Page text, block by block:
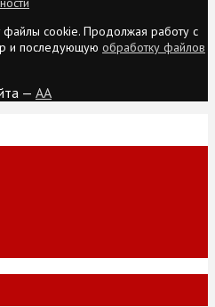
файлы cookie. Продолжая работу с
и последующую обработку файлов
— AA